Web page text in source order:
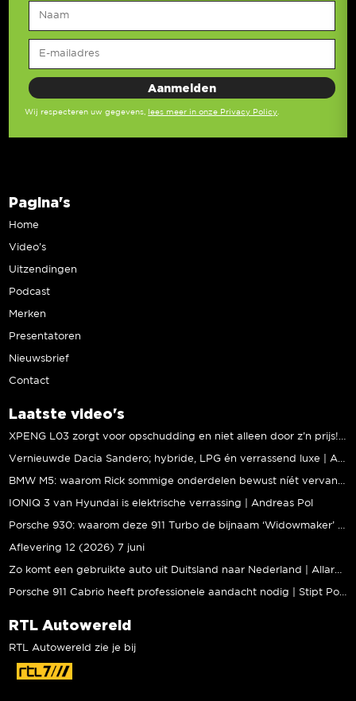
Wij respecteren uw gegevens, lees meer in onze Privacy Policy.
Pagina's
Home
Video’s
Uitzendingen
Podcast
Merken
Presentatoren
Nieuwsbrief
Contact
Laatste video's
XPENG L03 zorgt voor opschudding en niet alleen door z’n prijs! | Jeroen Mul
Vernieuwde Dacia Sandero; hybride, LPG én verrassend luxe | Andreas Pol
BMW M5: waarom Rick sommige onderdelen bewust níét vervangt | Stipt Polish Point
IONIQ 3 van Hyundai is elektrische verrassing | Andreas Pol
Porsche 930: waarom deze 911 Turbo de bijnaam ‘Widowmaker’ kreeg | Gallery Aaldering
Aflevering 12 (2026) 7 juni
Zo komt een gebruikte auto uit Duitsland naar Nederland | Allard Kalff
Porsche 911 Cabrio heeft professionele aandacht nodig | Stipt Polish Point
RTL Autowereld
RTL Autowereld zie je bij